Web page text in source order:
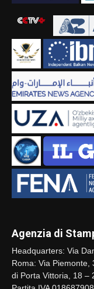
Agenzia di
Headquarters: Via
Roma: Via Piemonte,
di Porta Vittoria, 18 –